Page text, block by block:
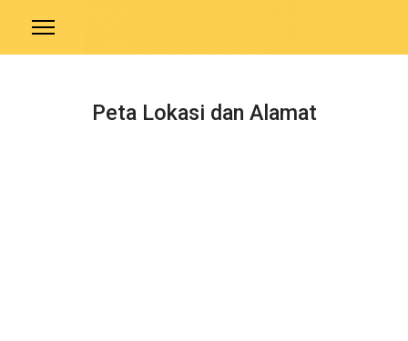
Peta Lokasi dan Alamat